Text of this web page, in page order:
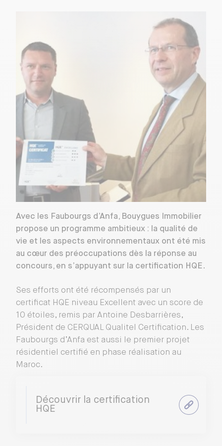
Avec les Faubourgs d’Anfa, Bouygues Immobilier
propose un programme ambitieux : la qualité de
vie et les aspects environnementaux ont été mis
au cœur des préoccupations dès la réponse au
concours, en s’appuyant sur la certification HQE.
Ses efforts ont été récompensés par un
certificat HQE niveau Excellent avec un score de
10 étoiles, remis par Antoine Desbarrières,
Président de CERQUAL Qualitel Certification. Les
Faubourgs d’Anfa est aussi le premier projet
résidentiel certifié en phase réalisation au
Maroc.
Découvrir la certification
HQE